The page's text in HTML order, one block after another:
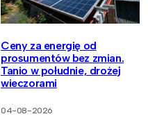
Ceny za energię od
prosumentów bez zmian.
Tanio w południe, drożej
wieczorami
04-08-2026